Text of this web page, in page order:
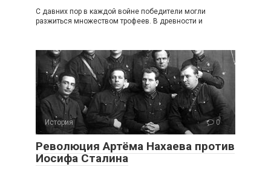
С давних пор в каждой войне победители могли
разжиться множеством трофеев. В древности и
История 0
Революция Артёма Нахаева против
Иосифа Сталина